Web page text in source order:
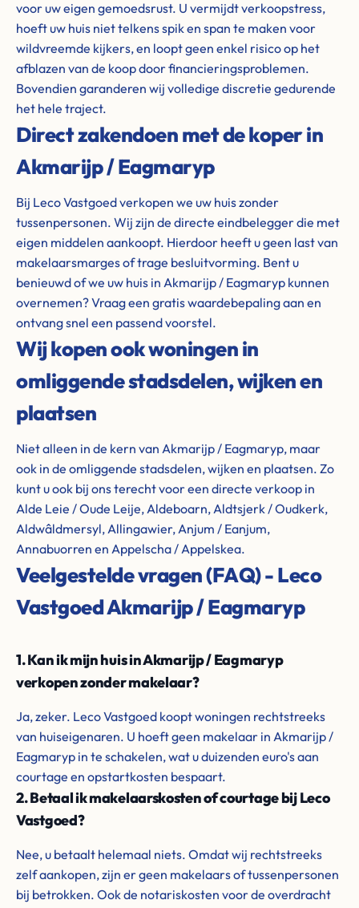
voor uw eigen gemoedsrust. U vermijdt verkoopstress,
hoeft uw huis niet telkens spik en span te maken voor
wildvreemde kijkers, en loopt geen enkel risico op het
afblazen van de koop door financieringsproblemen.
Bovendien garanderen wij volledige discretie gedurende
het hele traject.
Direct zakendoen met de koper in
Akmarijp / Eagmaryp
Bij Leco Vastgoed verkopen we uw huis zonder
tussenpersonen. Wij zijn de directe eindbelegger die met
eigen middelen aankoopt. Hierdoor heeft u geen last van
makelaarsmarges of trage besluitvorming. Bent u
benieuwd of we uw huis in Akmarijp / Eagmaryp kunnen
overnemen? Vraag een gratis waardebepaling aan en
ontvang snel een passend voorstel.
Wij kopen ook woningen in
omliggende stadsdelen, wijken en
plaatsen
Niet alleen in de kern van Akmarijp / Eagmaryp, maar
ook in de omliggende stadsdelen, wijken en plaatsen. Zo
kunt u ook bij ons terecht voor een directe verkoop in
Alde Leie / Oude Leije, Aldeboarn, Aldtsjerk / Oudkerk,
Aldwâldmersyl, Allingawier, Anjum / Eanjum,
Annabuorren en Appelscha / Appelskea.
Veelgestelde vragen (FAQ) - Leco
Vastgoed Akmarijp / Eagmaryp
1. Kan ik mijn huis in Akmarijp / Eagmaryp
verkopen zonder makelaar?
Ja, zeker. Leco Vastgoed koopt woningen rechtstreeks
van huiseigenaren. U hoeft geen makelaar in Akmarijp /
Eagmaryp in te schakelen, wat u duizenden euro's aan
courtage en opstartkosten bespaart.
2. Betaal ik makelaarskosten of courtage bij Leco
Vastgoed?
Nee, u betaalt helemaal niets. Omdat wij rechtstreeks
zelf aankopen, zijn er geen makelaars of tussenpersonen
bij betrokken. Ook de notariskosten voor de overdracht